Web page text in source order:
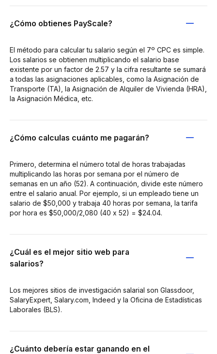
¿Cómo obtienes PayScale?
El método para calcular tu salario según el 7º CPC es simple.
Los salarios se obtienen multiplicando el salario base
existente por un factor de 2.57 y la cifra resultante se sumará
a todas las asignaciones aplicables, como la Asignación de
Transporte (TA), la Asignación de Alquiler de Vivienda (HRA),
la Asignación Médica, etc.
¿Cómo calculas cuánto me pagarán?
Primero, determina el número total de horas trabajadas
multiplicando las horas por semana por el número de
semanas en un año (52). A continuación, divide este número
entre el salario anual. Por ejemplo, si un empleado tiene un
salario de $50,000 y trabaja 40 horas por semana, la tarifa
por hora es $50,000/2,080 (40 x 52) = $24.04.
¿Cuál es el mejor sitio web para
salarios?
Los mejores sitios de investigación salarial son Glassdoor,
SalaryExpert, Salary.com, Indeed y la Oficina de Estadísticas
Laborales (BLS).
¿Cuánto debería estar ganando en el